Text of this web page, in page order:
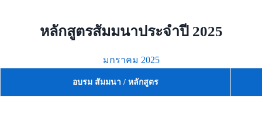
หลักสูตรสัมมนาประจำปี 2025
มกราคม 2025
อบรม สัมมนา / หลักสูตร